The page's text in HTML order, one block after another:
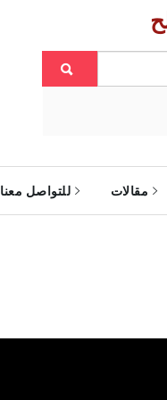
مقالات للتواصل معنا